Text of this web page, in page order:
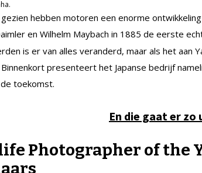
gezien hebben motoren een enorme
en Wilhelm Maybach in 1885 de eerste
is er van alles veranderd, maar als het aan
presenteert het Japanse bedrijf
toekomst.
En die gaat er zo
Photographer of the